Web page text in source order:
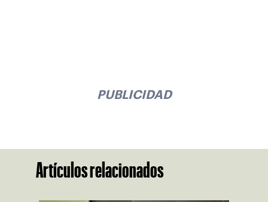
PUBLICIDAD
Artículos relacionados